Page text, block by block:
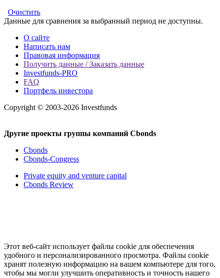
Очистить
Данные для сравнения за выбранный период не доступны.
О сайте
Написать нам
Правовая информация
Получить данные / Заказать данные
Investfunds-PRO
FAQ
Портфель инвестора
Copyright © 2003-2026 Investfunds
Другие проекты группы компаний Cbonds
Cbonds
Cbonds-Congress
Private equity and venture capital
Cbonds Review
Этот веб-сайт использует файлы cookie для обеспечения
удобного и персонализированного просмотра. Файлы cookie
хранят полезную информацию на вашем компьютере для того,
чтобы мы могли улучшить оперативность и точность нашего